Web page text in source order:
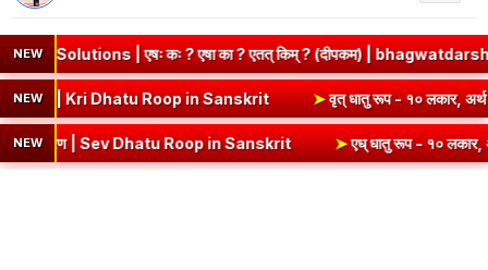
NEWकः ? एषा का ? एतत् किम् ? (दीपकम) | bhagwatdarshan.com
NEWलकार, अर्थ एवं व्याकरण | Kri Dhatu Roop in Sanskrit ➤वृत् धातु
NEW
Sev Dhatu Roop in Sanskrit ➤एध् धातु रूप - १० लकार, अर्थ एवं